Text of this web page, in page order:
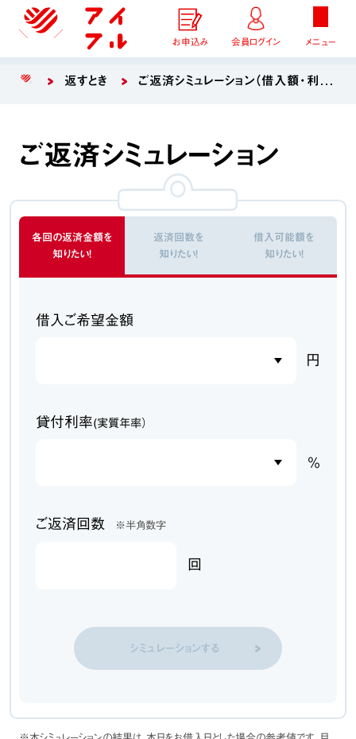
お申込み 会員ログイン メニュー
返すとき ご返済シミュレーション（借入額・利息・毎月の返済額計算）
ご返済シミュレーション
各回の返済金額を
知りたい！
返済回数を
知りたい！
借入可能額を
知りたい！
借入ご希望金額
円
貸付利率(実質年率）
％
ご返済回数 ※半角数字
回
シミュレーションする